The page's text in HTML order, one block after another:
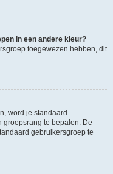
in een andere kleur?
toegewezen hebben, dit
word je standaard
groepsrang te bepalen. De
gebruikersgroep te